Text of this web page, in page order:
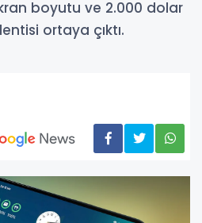
boyutu ve 2.000 dolar
ortaya çıktı.